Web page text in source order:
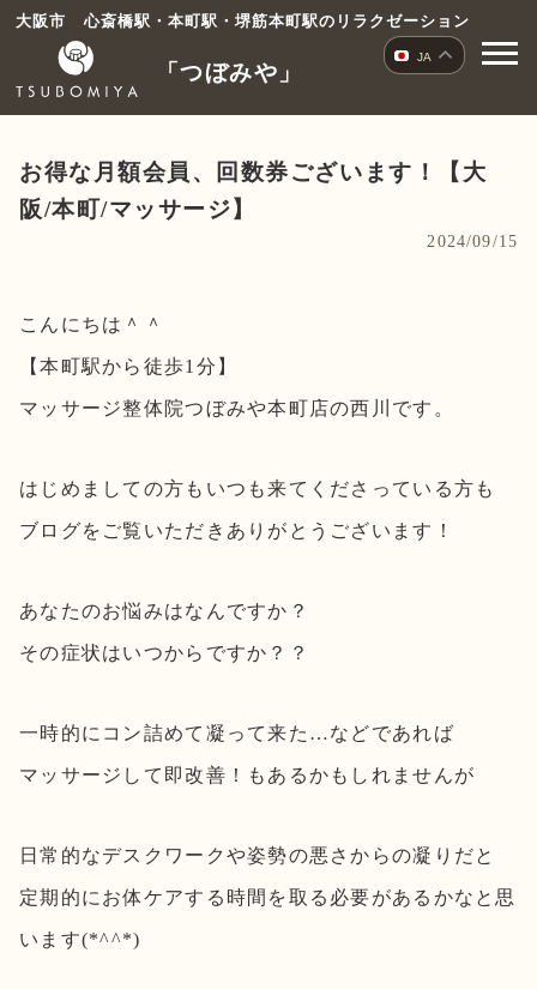
コ
ン
大阪市 心斎橋駅・本町駅・堺筋本町駅のリラクゼーション
「つぼみや」
お得な月額会員、回数券ございます！【大
阪/本町/マッサージ】
2024/09/15
こんにちは＾＾
【本町駅から徒歩1分】
マッサージ整体院つぼみや本町店の西川です。
はじめましての方もいつも来てくださっている方も
ブログをご覧いただきありがとうございます！
あなたのお悩みはなんですか？
その症状はいつからですか？？
一時的にコン詰めて凝って来た…などであれば
マッサージして即改善！もあるかもしれませんが
日常的なデスクワークや姿勢の悪さからの凝りだと
定期的にお体ケアする時間を取る必要があるかなと思
います(*^^*)
JA